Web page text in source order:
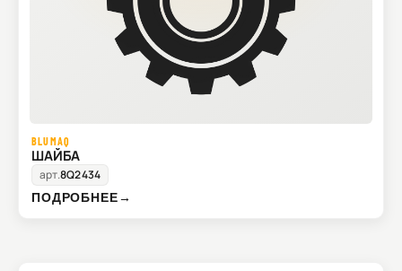
BLUMAQ
ШАЙБА
арт.8Q2434
ПОДРОБНЕЕ→